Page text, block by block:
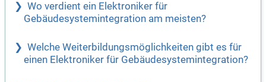
Wo verdient ein Elektroniker für
Gebäudesystemintegration am meisten?
Welche Weiterbildungsmöglichkeiten gibt es für
einen Elektroniker für Gebäudesystemintegration?